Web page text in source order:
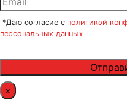
*Даю согласие с политикой
персональных данных
×